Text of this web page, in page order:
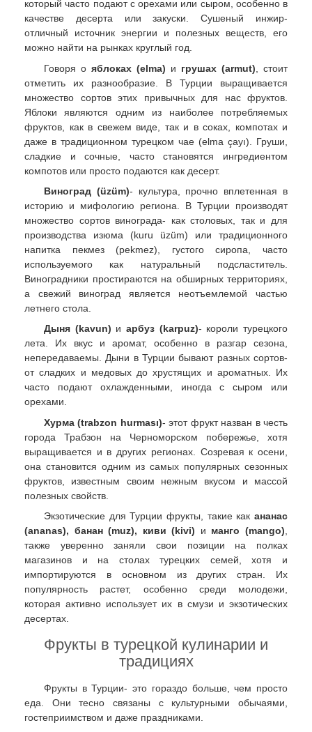
который часто подают с орехами или сыром, особенно в
качестве десерта или закуски. Сушеный инжир-
отличный источник энергии и полезных веществ, его
можно найти на рынках круглый год.
Говоря о яблоках (elma) и грушах (armut) , стоит
отметить их разнообразие. В Турции выращивается
множество сортов этих привычных для нас фруктов.
Яблоки являются одним из наиболее потребляемых
фруктов, как в свежем виде, так и в соках, компотах и
даже в традиционном турецком чае (elma çayı). Груши,
сладкие и сочные, часто становятся ингредиентом
компотов или просто подаются как десерт.
Виноград (üzüm)- культура, прочно вплетенная в
историю и мифологию региона. В Турции производят
множество сортов винограда- как столовых, так и для
производства изюма (kuru üzüm) или традиционного
напитка пекмез (pekmez), густого сиропа, часто
используемого как натуральный подсластитель.
Виноградники простираются на обширных территориях,
а свежий виноград является неотъемлемой частью
летнего стола.
Дыня (kavun) иарбуз (karpuz)- короли турецкого
лета. Их вкус и аромат, особенно в разгар сезона,
непередаваемы. Дыни в Турции бывают разных сортов-
от сладких и медовых до хрустящих и ароматных. Их
часто подают охлажденными, иногда с сыром или
орехами.
Хурма (trabzon hurması)- этот фрукт назван в честь
города Трабзон на Черноморском побережье, хотя
выращивается и в других регионах. Созревая к осени,
она становится одним из самых популярных сезонных
фруктов, известным своим нежным вкусом и массой
полезных свойств.
Экзотические для Турции фрукты, такие как ананас
(ananas), банан (muz), киви (kivi) и манго (mango)
также уверенно заняли свои позиции на полках
магазинов и на столах турецких семей, хотя и
импортируются в основном из других стран. Их
популярность растет, особенно среди молодежи,
которая активно использует их в смузи и экзотических
десертах.
Фрукты в турецкой кулинарии и
традициях
Фрукты в Турции- это гораздо больше, чем просто
еда. Они тесно связаны с культурными обычаями,
гостеприимством и даже праздниками.